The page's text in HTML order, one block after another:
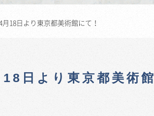
18日より東京都美術館にて！
日より東京都美術館